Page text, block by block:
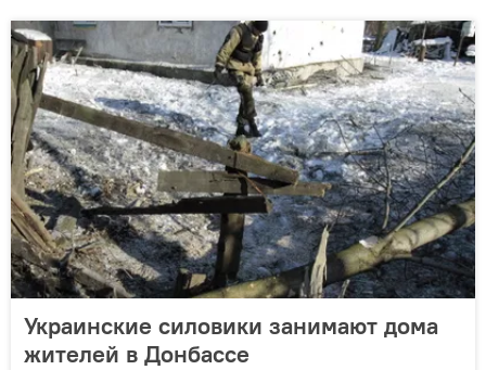
Украинские силовики занимают дома
жителей в Донбассе